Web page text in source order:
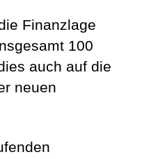
Finanzlage
100
auch auf die
neuen